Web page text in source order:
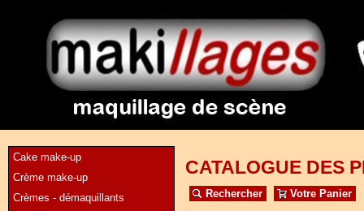
Cake make-up
Crème make-up
Crèmes - démaquillants
CATALOGUE DES
Rechercher Votre Panier